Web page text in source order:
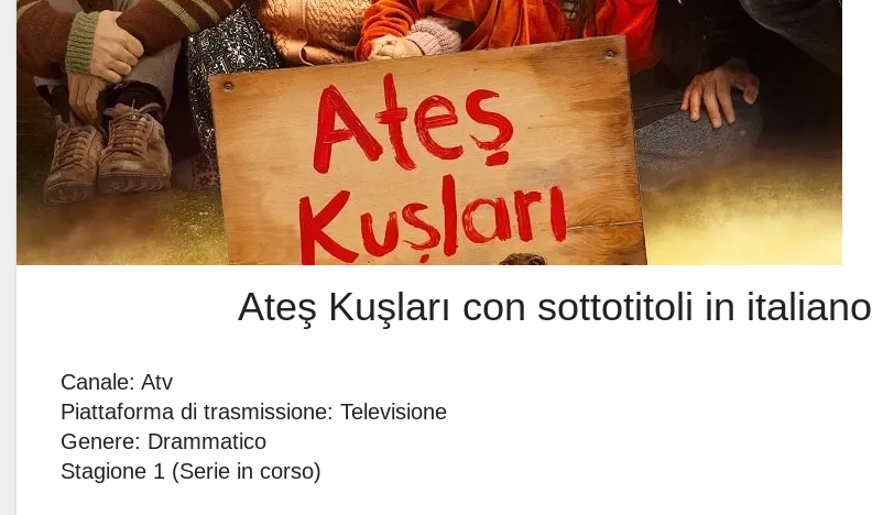
Ateş Kuşları con sottotitoli in italiano
Canale: Atv
Piattaforma di trasmissione: Televisione
Genere: Drammatico
Stagione 1 (Serie in corso)